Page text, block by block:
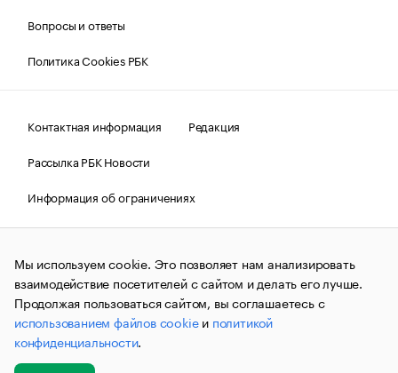
Вопросы и ответы
Политика Cookies РБК
Контактная информация
Редакция
Рассылка РБК Новости
Информация об ограничениях
Правовая информация
О соблюдении авторских прав
© АО «РОСБИЗНЕСКОНСАЛТИНГ»,1995–2026.Сообщения
и материалы информационного агентства «РБК»
(зарегистрировано Федеральной службой по надзору в сфере
связи, информационных технологий и массовых
коммуникаций (Роскомнадзор) 09.12.2015 за номером ИА
№ФС77-63848) сопровождаются пометкой «РБК». Отдельные
публикации могут содержать информацию,
не предназначенную для пользователей
Мы используем cookie. Это позволяет нам анализировать
взаимодействие посетителей с сайтом и делать его лучше.
Продолжая пользоваться сайтом, вы соглашаетесь с
использованием файлов cookieи политикой
конфиденциальности.